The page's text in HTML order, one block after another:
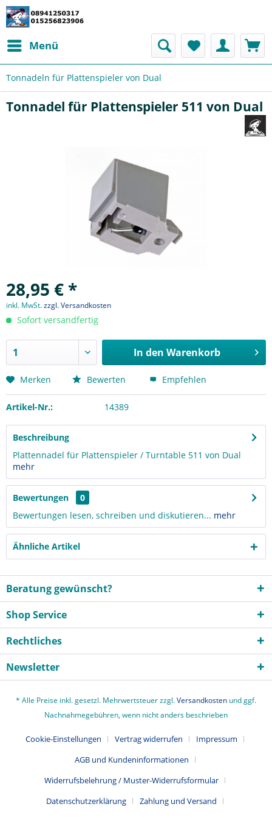
Menü
Tonnadeln für Plattenspieler von Dual
Tonnadel für Plattenspieler 511 von Dual
28,95 € *
inkl. MwSt.zzgl. Versandkosten
Sofort versandfertig
In den Warenkorb
Merken Bewerten Empfehlen
Artikel-Nr.: 14389
Beschreibung
Plattennadel für Plattenspieler / Turntable 511 von Dual
mehr
Bewertungen
0
Bewertungen lesen, schreiben und diskutieren... mehr
Ähnliche Artikel
Beratung gewünscht?
Shop Service
Rechtliches
Newsletter
* Alle Preise inkl. gesetzl. Mehrwertsteuer zzgl.Versandkosten und ggf.
Nachnahmegebühren, wenn nicht anders beschrieben
Cookie-Einstellungen Vertrag widerrufen
Impressum
AGB und Kundeninformationen
Widerrufsbelehrung / Muster-Widerrufsformular
Datenschutzerklärung
Zahlung und Versand